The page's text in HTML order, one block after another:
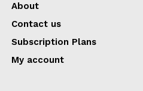
About
Contact us
Subscription Plans
My account